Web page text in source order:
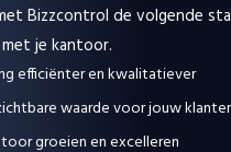
Bizzcontrol de volgende
je kantoor.
efficiënter en kwalitatiever
waarde voor jouw
groeien en excelleren